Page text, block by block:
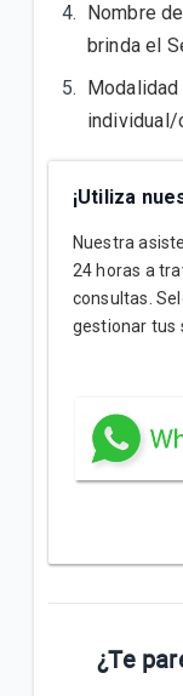
Nombre
brinda el
individual/
¡Utiliza
Nuestra
24 horas a
consultas.
gestionar tus
¿Te